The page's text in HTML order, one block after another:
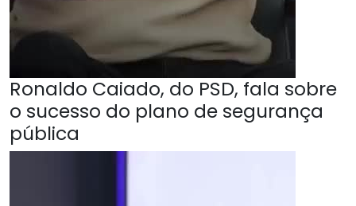
Ronaldo Caiado, do PSD, fala sobre
o sucesso do plano de segurança
pública